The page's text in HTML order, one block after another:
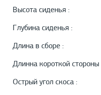
Высота сиденья :
Глубина сиденья :
Длина в сборе :
Длинна короткой стороны
Острый угол скоса :